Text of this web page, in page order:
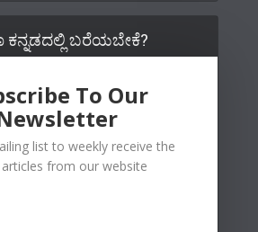
ಕನ್ನಡದಲ್ಲಿ ಬರೆಯಬೇಕೆ?
To Our
list to weekly receive the
from our website